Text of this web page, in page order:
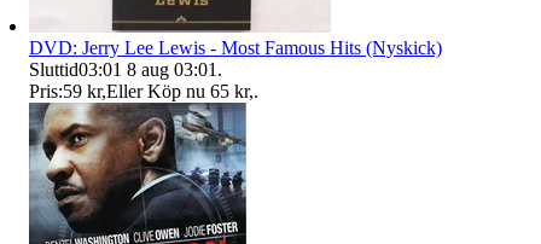
DVD: Jerry Lee Lewis - Most Famous Hits (Nyskick)
Sluttid03:01 8 aug 03:01 .
Pris:59 kr,Eller Köp nu 65 kr,.